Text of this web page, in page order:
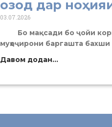
озод дар
03.07.2026
Бо мақсади бо ҷойи кори
муҳоҷирони баргашта
Давом додан...